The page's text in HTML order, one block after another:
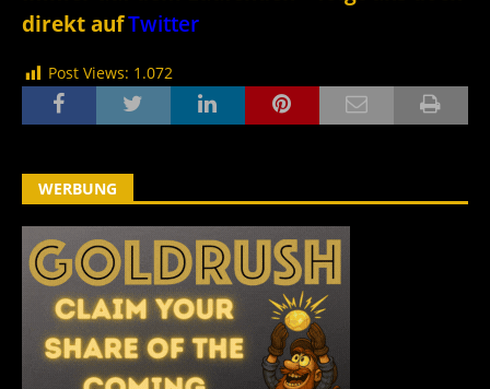
direkt aufTwitter
Post Views: 1.072
WERBUNG